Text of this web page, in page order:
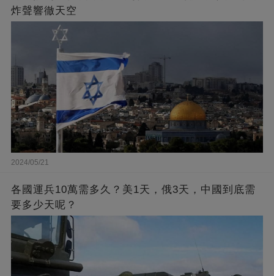
炸聲響徹天空
2024/05/21
各國運兵10萬需多久？美1天，俄3天，中國到底需
要多少天呢？